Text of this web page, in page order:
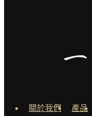
關於我們 產品